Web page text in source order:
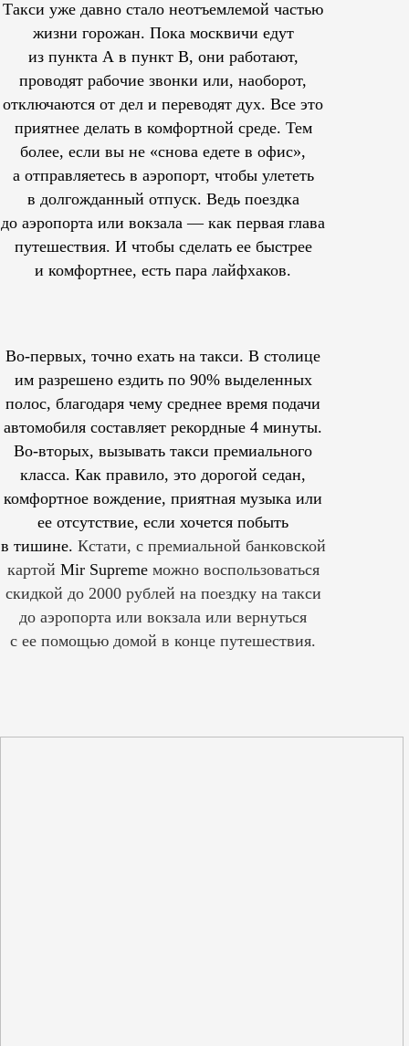
Такси уже давно стало неотъемлемой частью
жизни горожан. Пока москвичи едут
из пункта А в пункт В, они работают,
проводят рабочие звонки или, наоборот,
отключаются от дел и переводят дух. Все это
приятнее делать в комфортной среде. Тем
более, если вы не «снова едете в офис»,
а отправляетесь в аэропорт, чтобы улететь
в долгожданный отпуск. Ведь поездка
до аэропорта или вокзала — как первая глава
путешествия. И чтобы сделать ее быстрее
и комфортнее, есть пара лайфхаков.
Во-первых, точно ехать на такси. В столице
им разрешеноездить по 90% выделенных
полос, благодаря чему среднее время подачи
автомобиля составляет рекордные 4 минуты.
Во-вторых, вызывать такси премиального
класса. Как правило, это дорогой седан,
комфортное вождение, приятная музыка или
ее отсутствие, если хочется побыть
в тишине. Кстати, с премиальной банковской
картой Mir Supreme можно воспользоваться
скидкой до 2000 рублей на поездку на такси
до аэропорта или вокзала или вернуться
с ее помощью домой в конце путешествия.